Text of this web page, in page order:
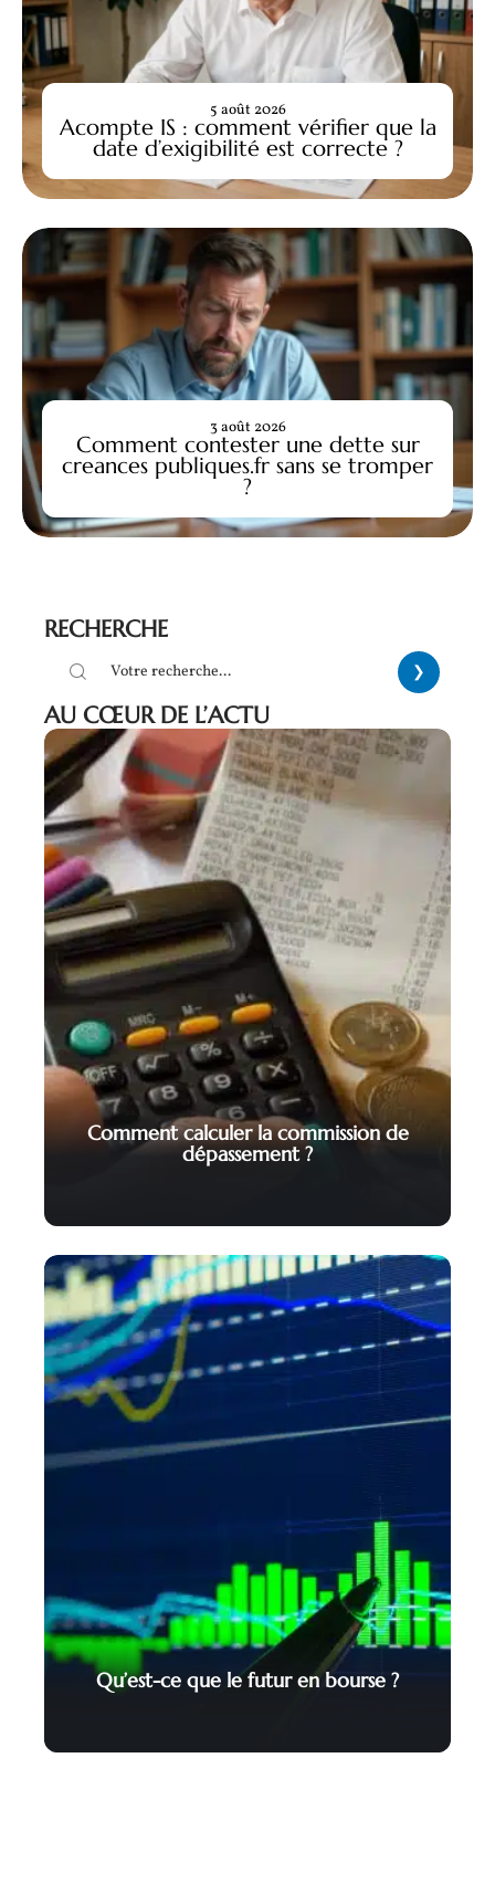
Acompte IS : comment vérifier que la
date d’exigibilité est correcte ?
5 août 2026
Comment contester une dette sur
creances publiques.fr sans se tromper
?
3 août 2026
RECHERCHE
AU CŒUR DE L’ACTU
Comment calculer la commission de
dépassement ?
Qu’est-ce que le futur en bourse ?